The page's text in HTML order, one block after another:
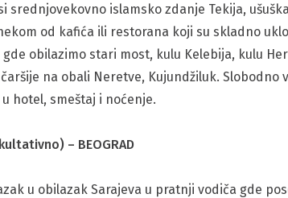
srednjovekovno islamsko zdanje Tekija,
od kafića ili restorana koji su skladno
obilazimo stari most, kulu Kelebija, kulu
na obali Neretve, Kujundžiluk. Slobodno
hotel, smeštaj i noćenje.
– BEOGRAD
u obilazak Sarajeva u pratnji vodiča gde